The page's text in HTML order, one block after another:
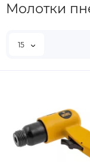
Молотки
15